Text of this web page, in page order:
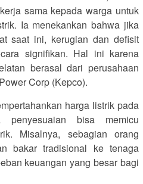
sama kepada warga untuk
Ia menekankan bahwa jika
saat ini, kerugian dan defisit
signifikan. Hal ini karena
berasal dari perusahaan
Corp (Kepco).
harga listrik pada
bisa memicu
Misalnya, sebagian orang
bakar tradisional ke tenaga
keuangan yang besar bagi